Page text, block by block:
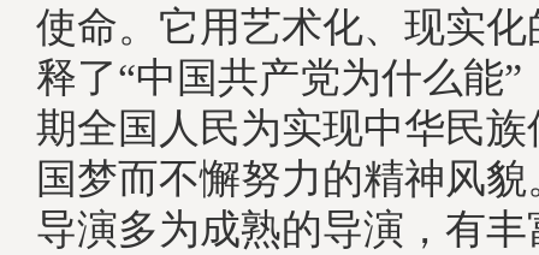
使命。它用艺术化、现实
释了“中国共产党为什么能
期全国人民为实现中华民
国梦而不懈努力的精神风
导演多为成熟的导演，有